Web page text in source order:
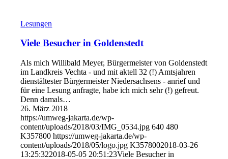
Lesungen
Viele Besucher in Goldenstedt
Als mich Willibald Meyer, Bürgermeister von Goldenstedt
im Landkreis Vechta - und mit aktell 32 (!) Amtsjahren
dienstältester Bürgermeister Niedersachsens - anrief und
für eine Lesung anfragte, habe ich mich sehr (!) gefreut.
Denn damals…
26. März 2018
https://umweg-jakarta.de/wp-
content/uploads/2018/03/IMG_0534.jpg 640 480
K357800 https://umweg-jakarta.de/wp-
content/uploads/2018/05/logo.jpg K3578002018-03-26
13:25:322018-05-05 20:51:23Viele Besucher in